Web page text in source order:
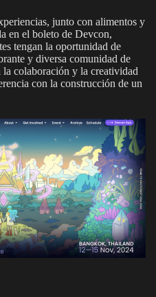
junto con alimentos y
en el boleto de Devcon,
tengan la oportunidad de
y diversa comunidad de
colaboración y la creatividad
con la construcción de un